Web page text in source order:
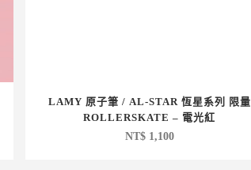
LAMY 原子筆 / AL-STAR 恆星系列 限量
ROLLERSKATE – 電光紅
NT$1,100